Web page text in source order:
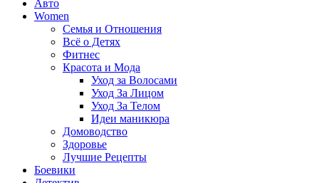
Авто
Women
Семья и Отношения
Всё о Детях
Фитнес
Красота и Мода
Уход за Волосами
Уход За Лицом
Уход За Телом
Идеи маникюра
Домоводство
Здоровье
Лучшие Рецепты
Боевики